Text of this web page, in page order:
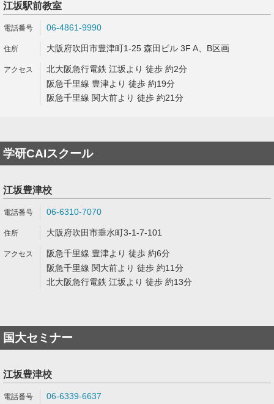
江坂駅前教室
06-4861-9990
大阪府吹田市豊津町1-25 森田ビル 3F A、B区画
北大阪急行電鉄 江坂より 徒歩 約2分
阪急千里線 豊津より 徒歩 約19分
阪急千里線 関大前より 徒歩 約21分
学研CAIスクール
江坂豊津校
06-6310-7070
大阪府吹田市垂水町3-1-7-101
阪急千里線 豊津より 徒歩 約6分
阪急千里線 関大前より 徒歩 約11分
北大阪急行電鉄 江坂より 徒歩 約13分
国大セミナー
江坂豊津校
06-6339-6637